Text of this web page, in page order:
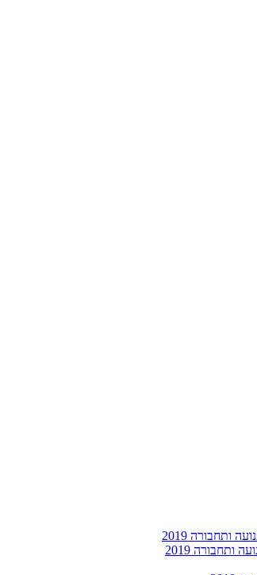
ותחבורה 2019
ותחבורה 2019